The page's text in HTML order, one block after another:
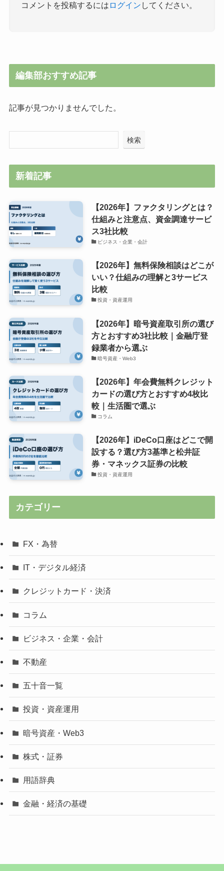
コメントを投稿するには ログイン してください。
編集部おすすめ記事
記事が見つかりませんでした。
検索
新着記事
【2026年】ファクタリングとは？
仕組みと注意点、資金調達サービ
ス3社比較
ビジネス・企業・会計
【2026年】無料保険相談はどこが
いい？仕組みの理解と3サービス
比較
投資・資産運用
【2026年】暗号資産取引所の選び
方とおすすめ3社比較｜金融庁登
録業者から選ぶ
暗号資産・Web3
【2026年】年会費無料クレジット
カードの選び方とおすすめ4枚比
較｜生活圏で選ぶ
コラム
【2026年】iDeCo口座はどこで開
設する？選び方3基準と松井証
券・マネックス証券の比較
投資・資産運用
カテゴリー
FX・為替
IT・デジタル経済
クレジットカード・決済
コラム
ビジネス・企業・会計
不動産
五十音一覧
投資・資産運用
暗号資産・Web3
株式・証券
用語辞典
金融・経済の基礎